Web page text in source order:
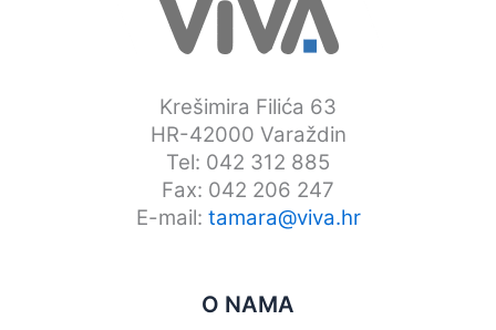
Krešimira Filića 63
HR-42000 Varaždin
Tel: 042 312 885
Fax: 042 206 247
E-mail: tamara@viva.hr
O NAMA